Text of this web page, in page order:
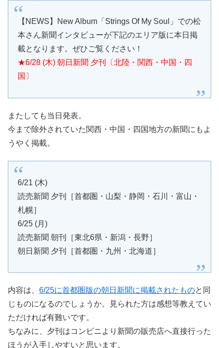
【NEWS】New Album「Strings Of My Soul」での松
本さん新聞インタビューが下記のエリア版に本日掲
載となります。ぜひご覧ください！
★6/28 (木) 朝日新聞 夕刊〔北陸・関西・中国・四
国〕
またしても当日発表。
今まで除外されていた関西・中国・四国地方の新聞にもよ
うやく掲載。
6/21 (木)
読売新聞 夕刊［首都圏・山梨・静岡・石川・富山・
札幌］
6/25 (月)
読売新聞 朝刊［東北6県・新潟・長野］
朝日新聞 夕刊［首都圏・九州・北海道］
内容は、 6/25に首都圏版の朝日新聞に掲載されたものと同
じものになるのでしょうか。見られた方は感想等教えてい
ただければ有難いです。
ちなみに、夕刊はコンビニより新聞の販売店へ直接行った
ほうが入手しやすいと思います。